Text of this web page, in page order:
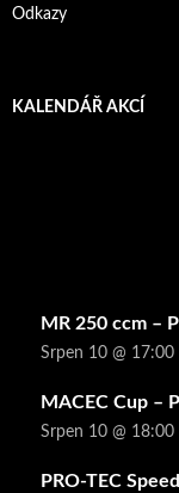
Odkazy
KALENDÁŘ AKCÍ
MR 250 ccm –
Srpen 10 @ 17:00
MACEC Cup –
Srpen 10 @ 18:00
PRO-TEC